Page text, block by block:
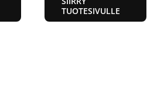
TUOTESIVULLE